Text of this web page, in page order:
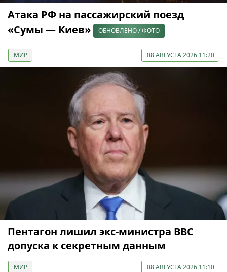
Атака РФ на пассажирский поезд
«Сумы — Киев»
ОБНОВЛЕНО / ФОТО
МИР 08 АВГУСТА 2026 11:20
Пентагон лишил экс-министра ВВС
допуска к секретным данным
МИР 08 АВГУСТА 2026 11:10